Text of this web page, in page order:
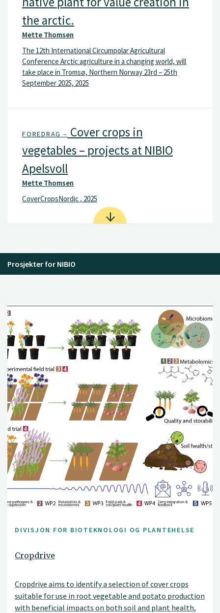
the arctic.
Mette Thomsen
The 12th International Circumpolar Agricultural
Conference Arctic agriculture in a changing world, will
take place in Tromsø, Northern Norway 23rd – 25th
September 2025, 2025
FOREDRAG – Cover crops in
vegetables – projects at NIBIO
Apelsvoll
Mette Thomsen
CoverCropsNordic , 2025
Prosjekter for NIBIO
DIVISJON FOR BIOTEKNOLOGI OG PLANTEHELSE
Cropdrive
Cropdrive aims to identify a selection of cover crops
suitable for use in root vegetable and potato production
with beneficial impacts on both soil and plant health,